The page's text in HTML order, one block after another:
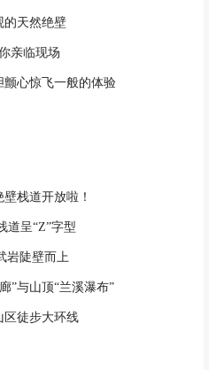
的天然绝壁
亲临现场
颤心惊飞一般的体验
栈道开放啦！
道呈“Z”字型
岩陡壁而上
”与山顶“兰溪瀑布”
区徒步大环线